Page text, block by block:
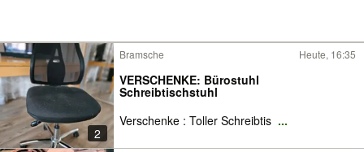
2
Bramsche Heute, 16:35
VERSCHENKE: Bürostuhl
Schreibtischstuhl
Verschenke : Toller Schreibtis ...